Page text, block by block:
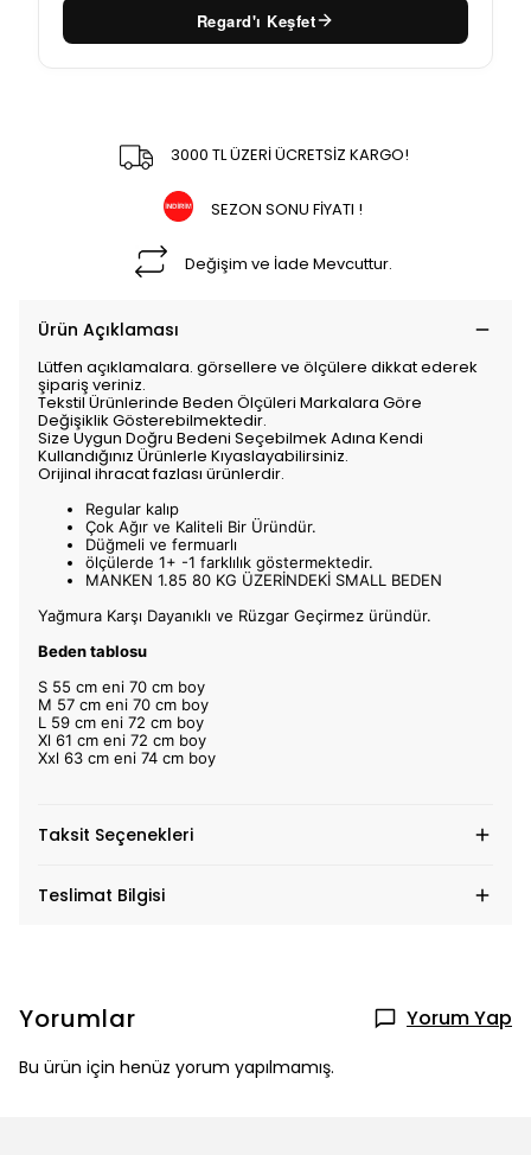
Regard'ı Keşfet
3000 TL ÜZERİ ÜCRETSİZ KARGO!
SEZON SONU FİYATI !
Değişim ve İade Mevcuttur.
Ürün Açıklaması
Lütfen açıklamalara. görsellere ve ölçülere dikkat ederek
şipariş veriniz.
Tekstil Ürünlerinde Beden Ölçüleri Markalara Göre
Değişiklik Gösterebilmektedir.
Size Uygun Doğru Bedeni Seçebilmek Adına Kendi
Kullandığınız Ürünlerle Kıyaslayabilirsiniz.
Orijinal ihracat fazlası ürünlerdir.
Regular kalıp
Çok Ağır ve Kaliteli Bir Üründür.
Düğmeli ve fermuarlı
ölçülerde 1+ -1 farklılık göstermektedir.
MANKEN 1.85 80 KG ÜZERİNDEKİ SMALL BEDEN
Yağmura Karşı Dayanıklı ve Rüzgar Geçirmez üründür.
Beden tablosu
S 55 cm eni 70 cm boy
M 57 cm eni 70 cm boy
L 59 cm eni 72 cm boy
Xl 61 cm eni 72 cm boy
Xxl 63 cm eni 74 cm boy
Taksit Seçenekleri
Teslimat Bilgisi
Yorumlar Yorum Yap
Bu ürün için henüz yorum yapılmamış.